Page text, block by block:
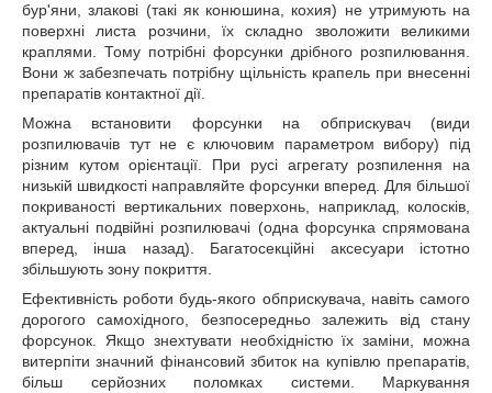
бур'яни, злакові (такі як конюшина, кохия) не утримують на
поверхні листа розчини, їх складно зволожити великими
краплями. Тому потрібні форсунки дрібного розпилювання.
Вони ж забезпечать потрібну щільність крапель при внесенні
препаратів контактної дії.
Можна встановити форсунки на обприскувач (види
розпилювачів тут не є ключовим параметром вибору) під
різним кутом орієнтації. При русі агрегату розпилення на
низькій швидкості направляйте форсунки вперед. Для більшої
покриваності вертикальних поверхонь, наприклад, колосків,
актуальні подвійні розпилювачі (одна форсунка спрямована
вперед, інша назад). Багатосекційні аксесуари істотно
збільшують зону покриття.
Ефективність роботи будь-якого обприскувача, навіть самого
дорогого самохідного, безпосередньо залежить від стану
форсунок. Якщо знехтувати необхідністю їх заміни, можна
витерпіти значний фінансовий збиток на купівлю препаратів,
більш серйозних поломках системи. Маркування